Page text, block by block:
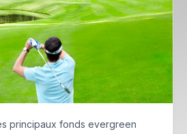
principaux fonds evergreen